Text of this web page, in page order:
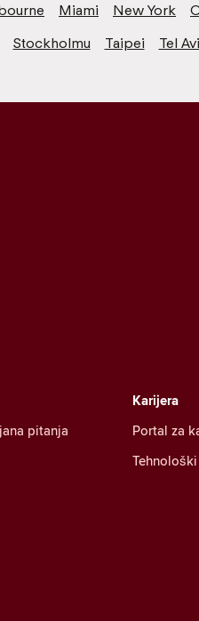
Miami New York
Stockholmu Taipei Tel
Karijera
Portal za
pitanja